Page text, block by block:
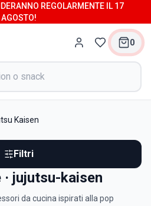
REGOLARMENTE IL 17
AGOSTO!
0
Kaisen
Filtri
jujutsu-kaisen
da cucina ispirati alla pop